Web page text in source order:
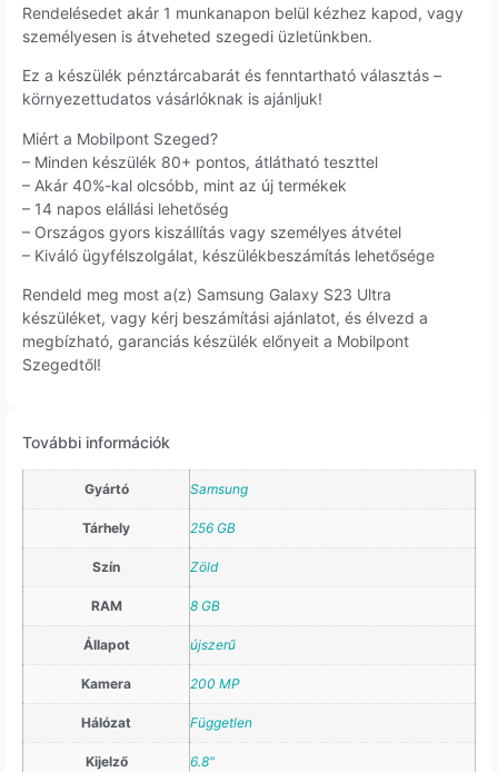
Rendelésedet akár 1 munkanapon belül kézhez kapod, vagy
személyesen is átveheted szegedi üzletünkben.
Ez a készülék pénztárcabarát és fenntartható választás –
környezettudatos vásárlóknak is ajánljuk!
Miért a Mobilpont Szeged?
– Minden készülék 80+ pontos, átlátható teszttel
– Akár 40%-kal olcsóbb, mint az új termékek
– 14 napos elállási lehetőség
– Országos gyors kiszállítás vagy személyes átvétel
– Kiváló ügyfélszolgálat, készülékbeszámítás lehetősége
Rendeld meg most a(z) Samsung Galaxy S23 Ultra
készüléket, vagy kérj beszámítási ajánlatot, és élvezd a
megbízható, garanciás készülék előnyeit a Mobilpont
Szegedtől!
További információk
Gyártó Samsung
Tárhely 256 GB
Szín Zöld
RAM 8 GB
Állapot újszerű
Kamera 200 MP
Hálózat Független
Kijelző 6.8"